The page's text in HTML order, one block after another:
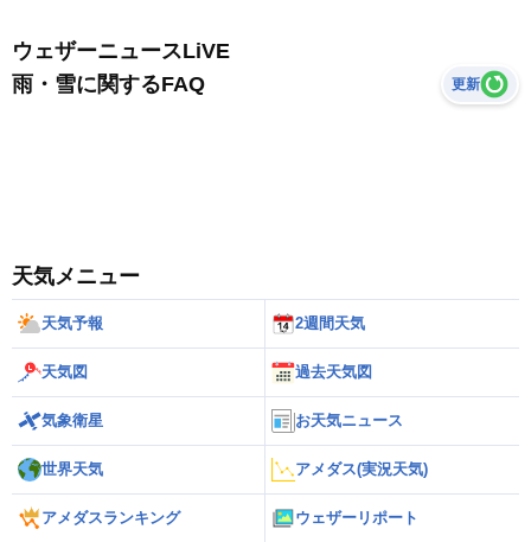
ウェザーニュースLiVE
雨・雪に関するFAQ
更新
天気メニュー
天気予報 2週間天気
天気図 過去天気図
気象衛星 お天気ニュース
世界天気 アメダス(実況天気)
アメダスランキング ウェザーリポート